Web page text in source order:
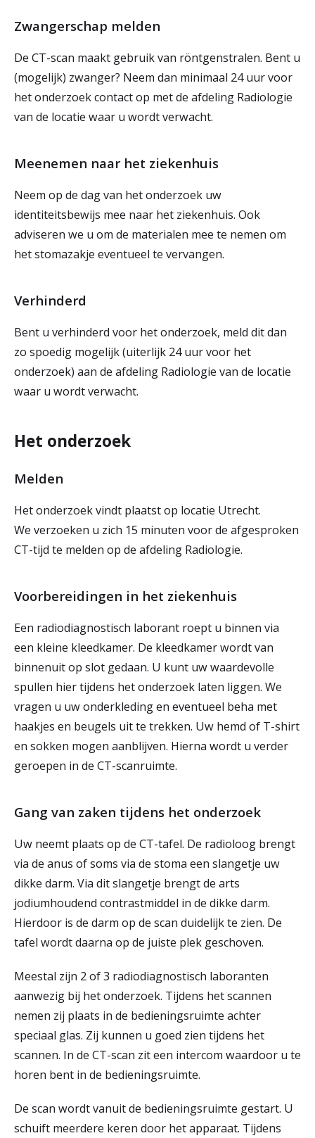
Zwangerschap melden
De CT-scan maakt gebruik van röntgenstralen. Bent u
(mogelijk) zwanger? Neem dan minimaal 24 uur voor
het onderzoek contact op met de afdeling Radiologie
van de locatie waar u wordt verwacht.
Meenemen naar het ziekenhuis
Neem op de dag van het onderzoek uw
identiteitsbewijs mee naar het ziekenhuis. Ook
adviseren we u om de materialen mee te nemen om
het stomazakje eventueel te vervangen.
Verhinderd
Bent u verhinderd voor het onderzoek, meld dit dan
zo spoedig mogelijk (uiterlijk 24 uur voor het
onderzoek) aan de afdeling Radiologie van de locatie
waar u wordt verwacht.
Het onderzoek
Melden
Het onderzoek vindt plaatst op locatie Utrecht.
We verzoeken u zich 15 minuten voor de afgesproken
CT-tijd te melden op de afdeling Radiologie.
Voorbereidingen in het ziekenhuis
Een radiodiagnostisch laborant roept u binnen via
een kleine kleedkamer. De kleedkamer wordt van
binnenuit op slot gedaan. U kunt uw waardevolle
spullen hier tijdens het onderzoek laten liggen. We
vragen u uw onderkleding en eventueel beha met
haakjes en beugels uit te trekken. Uw hemd of T-shirt
en sokken mogen aanblijven. Hierna wordt u verder
geroepen in de CT-scanruimte.
Gang van zaken tijdens het onderzoek
Uw neemt plaats op de CT-tafel. De radioloog brengt
via de anus of soms via de stoma een slangetje uw
dikke darm. Via dit slangetje brengt de arts
jodiumhoudend contrastmiddel in de dikke darm.
Hierdoor is de darm op de scan duidelijk te zien. De
tafel wordt daarna op de juiste plek geschoven.
Meestal zijn 2 of 3 radiodiagnostisch laboranten
aanwezig bij het onderzoek. Tijdens het scannen
nemen zij plaats in de bedieningsruimte achter
speciaal glas. Zij kunnen u goed zien tijdens het
scannen. In de CT-scan zit een intercom waardoor u te
horen bent in de bedieningsruimte.
De scan wordt vanuit de bedieningsruimte gestart. U
schuift meerdere keren door het apparaat. Tijdens